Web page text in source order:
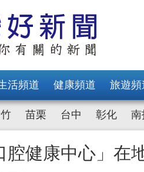
活頻道 健康頻道 旅遊頻
苗栗 台中 彰化 南
腔健康中心」